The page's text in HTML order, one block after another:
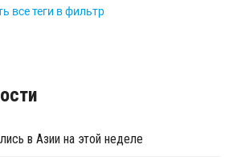
все теги в фильтр
в Азии на этой неделе